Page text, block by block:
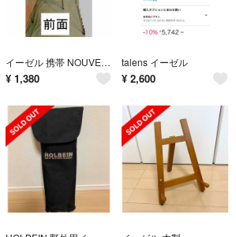
イーゼル 携帯 NOUVEL 伸縮式 折り畳み式 持ち運び
¥ 1,380
talens イーゼル
¥ 2,600